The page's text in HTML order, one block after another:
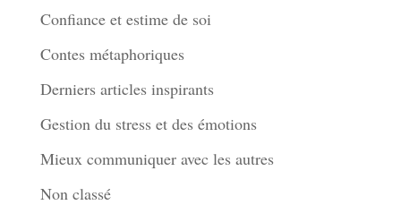
Confiance et estime de soi
Contes métaphoriques
Derniers articles inspirants
Gestion du stress et des émotions
Mieux communiquer avec les autres
Non classé